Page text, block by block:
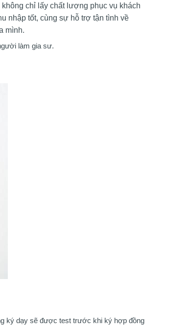
không chỉ lấy chất lượng phục vụ khách
nhập tốt, cùng sự hỗ trợ tận tình về
mình.
làm gia sư.
ký dạy sẽ được test trước khi ký hợp đồng